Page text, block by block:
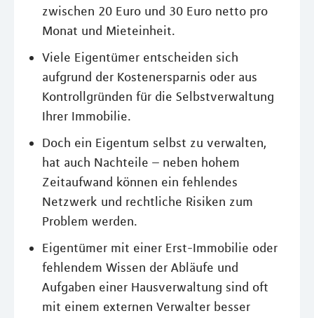
zwischen 20 Euro und 30 Euro netto pro
Monat und Mieteinheit.
Viele Eigentümer entscheiden sich
aufgrund der Kostenersparnis oder aus
Kontrollgründen für die Selbstverwaltung
Ihrer Immobilie.
Doch ein Eigentum selbst zu verwalten,
hat auch Nachteile – neben hohem
Zeitaufwand können ein fehlendes
Netzwerk und rechtliche Risiken zum
Problem werden.
Eigentümer mit einer Erst-Immobilie oder
fehlendem Wissen der Abläufe und
Aufgaben einer Hausverwaltung sind oft
mit einem externen Verwalter besser